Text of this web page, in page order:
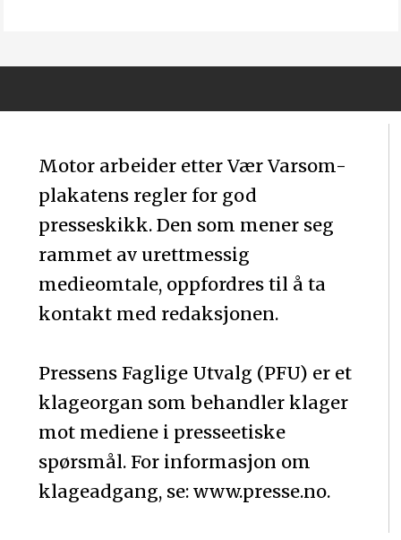
Motor arbeider etter Vær Varsom-
plakatens regler for god
presseskikk. Den som mener seg
rammet av urettmessig
medieomtale, oppfordres til å ta
kontakt med redaksjonen.
Pressens Faglige Utvalg (PFU) er et
klageorgan som behandler klager
mot mediene i presseetiske
spørsmål. For informasjon om
klageadgang, se: www.presse.no.